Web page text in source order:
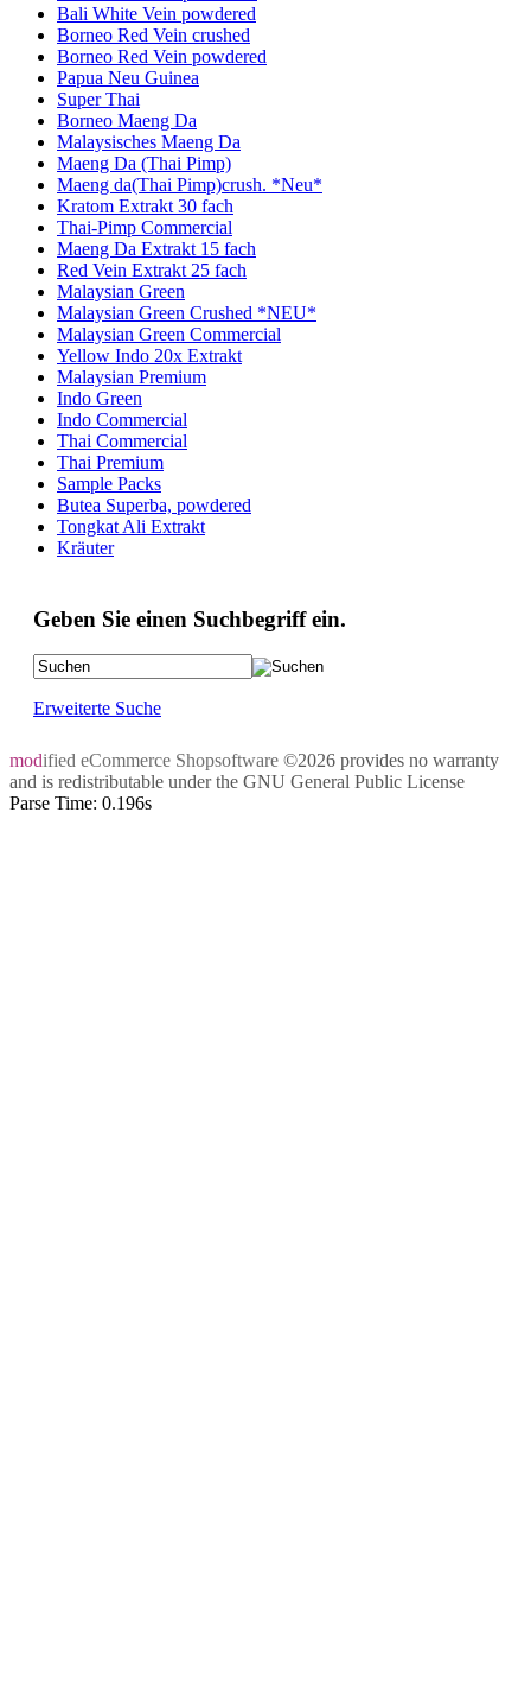
Bali White Vein powdered
Borneo Red Vein crushed
Borneo Red Vein powdered
Papua Neu Guinea
Super Thai
Borneo Maeng Da
Malaysisches Maeng Da
Maeng Da (Thai Pimp)
Maeng da(Thai Pimp)crush. *Neu*
Kratom Extrakt 30 fach
Thai-Pimp Commercial
Maeng Da Extrakt 15 fach
Red Vein Extrakt 25 fach
Malaysian Green
Malaysian Green Crushed *NEU*
Malaysian Green Commercial
Yellow Indo 20x Extrakt
Malaysian Premium
Indo Green
Indo Commercial
Thai Commercial
Thai Premium
Sample Packs
Butea Superba, powdered
Tongkat Ali Extrakt
Kräuter
Geben Sie einen Suchbegriff ein.
Erweiterte Suche
modified eCommerce Shopsoftware ©2026 provides no warranty
and is redistributable under the GNU General Public License
Parse Time: 0.196s